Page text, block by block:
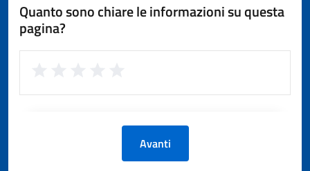
Quanto sono chiare le informazioni su questa
pagina?
Avanti